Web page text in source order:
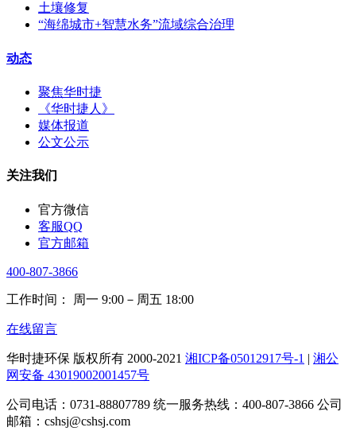
土壤修复
“海绵城市+智慧水务”流域综合治理
动态
聚焦华时捷
《华时捷人》
媒体报道
公文公示
关注我们
官方微信
客服QQ
官方邮箱
400-807-3866
工作时间： 周一 9:00－周五 18:00
在线留言
华时捷环保 版权所有 2000-2021 湘ICP备05012917号-1 | 湘公
网安备 43019002001457号
公司电话：0731-88807789 统一服务热线：400-807-3866 公司
邮箱：cshsj@cshsj.com